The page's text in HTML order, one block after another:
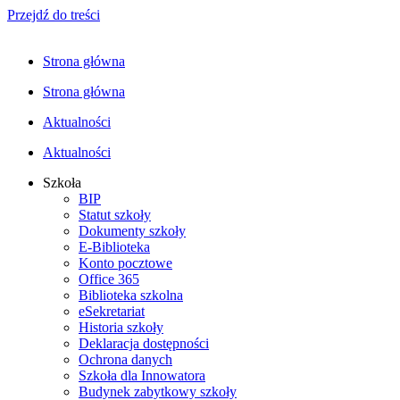
Przejdź do treści
Strona główna
Strona główna
Aktualności
Aktualności
Szkoła
BIP
Statut szkoły
Dokumenty szkoły
E-Biblioteka
Konto pocztowe
Office 365
Biblioteka szkolna
eSekretariat
Historia szkoły
Deklaracja dostępności
Ochrona danych
Szkoła dla Innowatora
Budynek zabytkowy szkoły